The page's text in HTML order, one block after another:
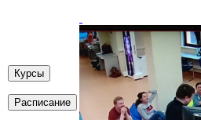
Курсы
Расписание